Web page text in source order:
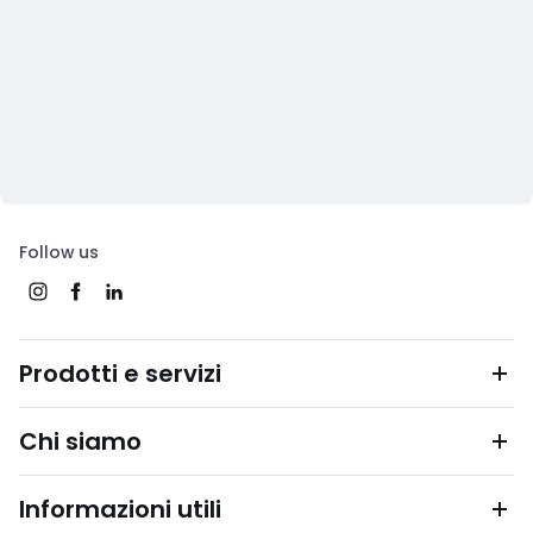
Follow us
Prodotti e servizi
Chi siamo
Informazioni utili